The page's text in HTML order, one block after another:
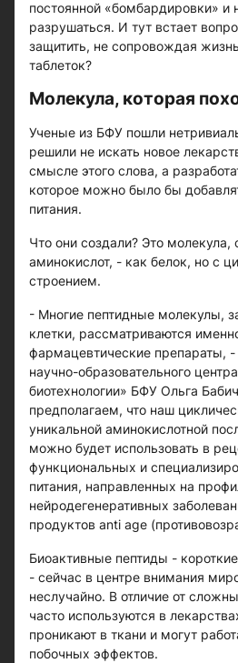
постоянной «бомбардировки» и
разрушаться. И тут встает
защитить, не сопровождая
таблеток?
Молекула, которая
Ученые из БФУ пошли
решили не искать новое
смысле этого слова, а
которое можно было бы
питания.
Что они создали? Это молекула,
аминокислот, - как белок, но с
строением.
- Многие пептидные молекулы,
клетки, рассматриваются
фармацевтические препараты,
научно-образовательного
биотехнологии» БФУ Ольга
предполагаем, что наш
уникальной аминокислотной
можно будет использовать в
функциональных и
питания, направленных на
нейродегенеративных
продуктов anti age
Биоактивные пептиды -
- сейчас в центре внимания
неслучайно. В отличие от
часто используются в
проникают в ткани и могут
побочных эффектов.